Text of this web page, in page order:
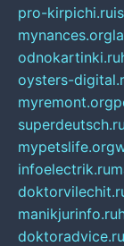
pro-kirpichi.ru
mynances.org
odnokartinki.ru
oysters-
myremont.org
superdeutsch.ru
mypetslife.org
infoelectrik.ru
manikjurinfo.ru
doktoradvice.ru